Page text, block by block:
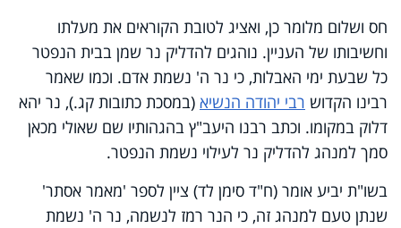
חס ושלום מלומר כן, ואציג לטובת הקוראים את מעלתו
וחשיבותו של העניין. נוהגים להדליק נר שמן בבית הנפטר
כל שבעת ימי האבלות, כי נר ה' נשמת אדם. וכמו שאמר
רבינו הקדוש רבי יהודה הנשיא (במסכת כתובות קג.), נר יהא
דלוק במקומו. וכתב רבנו היעב"ץ בהגהותיו שם שאולי מכאן
סמך למנהג להדליק נר לעילוי נשמת הנפטר.
בשו"ת יביע אומר (ח"ד סימן לד) ציין לספר 'מאמר אסתר'
שנתן טעם למנהג זה, כי הנר רמז לנשמה, נר ה' נשמת